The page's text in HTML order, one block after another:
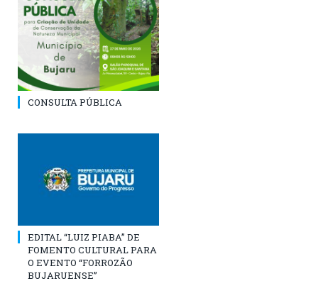
CONSULTA PÚBLICA
EDITAL “LUIZ PIABA” DE
FOMENTO CULTURAL PARA
O EVENTO “FORROZÃO
BUJARUENSE”